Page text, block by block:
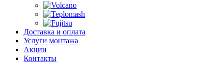
Доставка и оплата
Услуги монтажа
Акции
Контакты